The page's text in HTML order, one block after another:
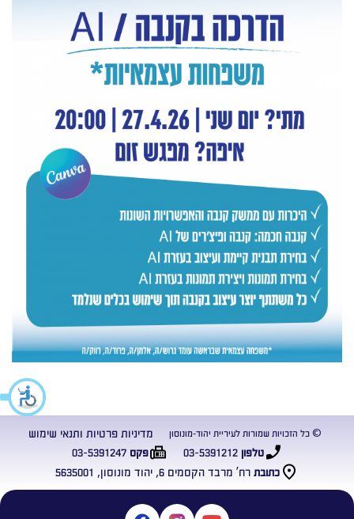
כתובת רח’ מרבד הקסמים 6, יהוד מונוסון, 5635001
טלפון03-5391212 פקס03-5391247
© כל הזכויות שמורות לעיריית יהוד-מונוסון מדיניות פרטיות ותנאי שימוש